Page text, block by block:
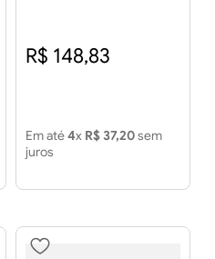
R$ 148,83
Em até4x R$ 37,20sem
juros